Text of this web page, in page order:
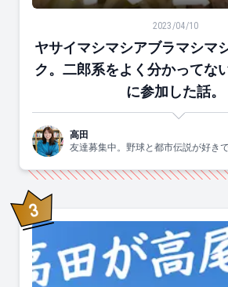
ヤサイマシマシアブラマシマシ
2023/04/10
ヤサイマシマシアブラマシマ
ク。二郎系をよく分かってな
に参加した話。
高田
友達募集中。野球と都市伝説が好きで
3位